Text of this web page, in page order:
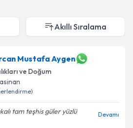
Akıllı Sıralama
Mustafa Aygen
ve Doğum
tam teşhis güler yüzlü
Devamı